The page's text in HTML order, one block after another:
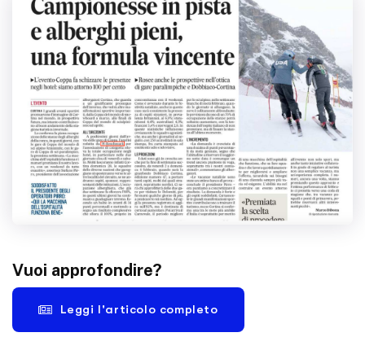
Vuoi approfondire?
Leggi l'articolo completo